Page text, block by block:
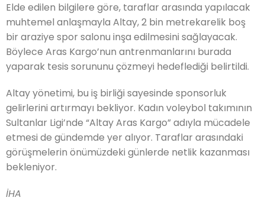
Elde edilen bilgilere göre, taraflar arasında yapılacak
muhtemel anlaşmayla Altay, 2 bin metrekarelik boş
bir araziye spor salonu inşa edilmesini sağlayacak.
Böylece Aras Kargo’nun antrenmanlarını burada
yaparak tesis sorununu çözmeyi hedeflediği belirtildi.
Altay yönetimi, bu iş birliği sayesinde sponsorluk
gelirlerini artırmayı bekliyor. Kadın voleybol takımının
Sultanlar Ligi’nde “Altay Aras Kargo” adıyla mücadele
etmesi de gündemde yer alıyor. Taraflar arasındaki
görüşmelerin önümüzdeki günlerde netlik kazanması
bekleniyor.
İHA